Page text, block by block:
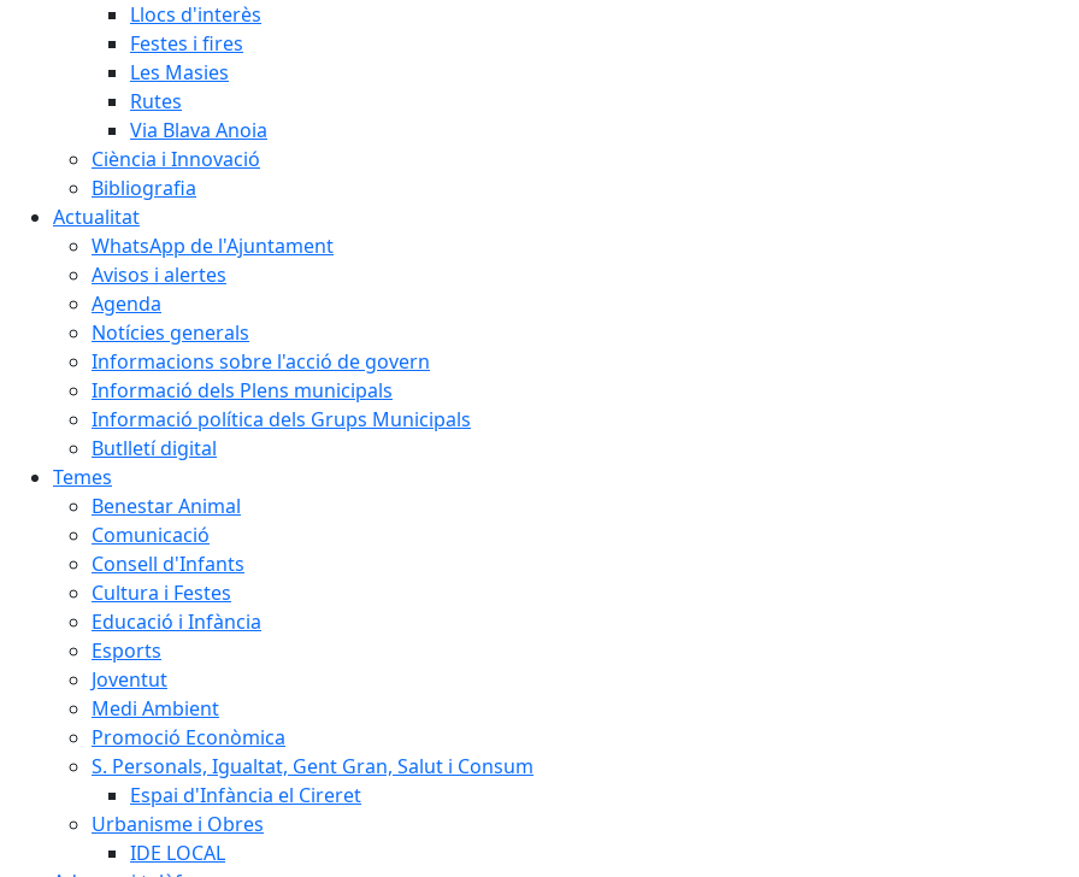
Llocs d'interès
Festes i fires
Les Masies
Rutes
Via Blava Anoia
Ciència i Innovació
Bibliografia
Actualitat
WhatsApp de l'Ajuntament
Avisos i alertes
Agenda
Notícies generals
Informacions sobre l'acció de govern
Informació dels Plens municipals
Informació política dels Grups Municipals
Butlletí digital
Temes
Benestar Animal
Comunicació
Consell d'Infants
Cultura i Festes
Educació i Infància
Esports
Joventut
Medi Ambient
Promoció Econòmica
S. Personals, Igualtat, Gent Gran, Salut i Consum
Espai d'Infància el Cireret
Urbanisme i Obres
IDE LOCAL